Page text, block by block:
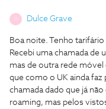
D Dulce Grave
Boa noite. Tenho
Recebi uma chamada
mas de outra rede móvel
que como o UK ainda faz
chamada dado que já
roaming, mas pelos